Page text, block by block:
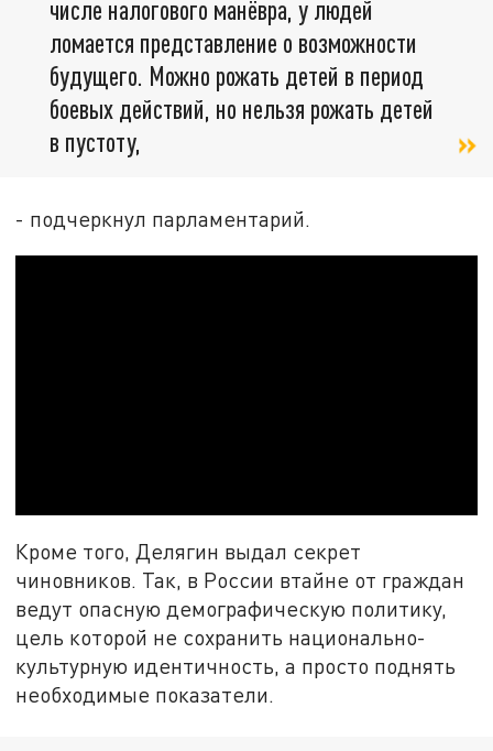
числе налогового манёвра, у людей
ломается представление о возможности
будущего. Можно рожать детей в период
боевых действий, но нельзя рожать детей
в пустоту,
- подчеркнул парламентарий.
Кроме того, Делягин выдал секрет
чиновников. Так, в России втайне от граждан
ведут опасную демографическую политику,
цель которой не сохранить национально-
культурную идентичность, а просто поднять
необходимые показатели.